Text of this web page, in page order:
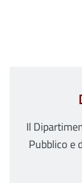
Il
Pubblico e